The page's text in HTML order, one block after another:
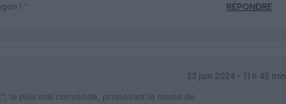
! “
RÉPONDRE
23 juin 2024 - 11 h 45 min
le plus mal commode, proposant le moins de